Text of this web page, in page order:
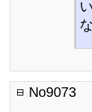
No9073